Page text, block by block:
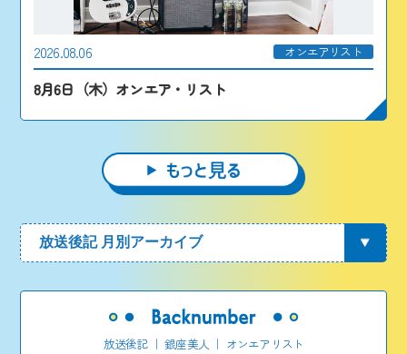
2026.08.06 オンエアリスト
8月6日（木）オンエア・リスト
放送後記｜銀座美人 ｜ オンエアリスト